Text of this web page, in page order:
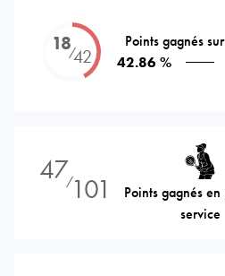
18⁄42
Points gagnés
42.86 %
47⁄101
Points gagnés
service